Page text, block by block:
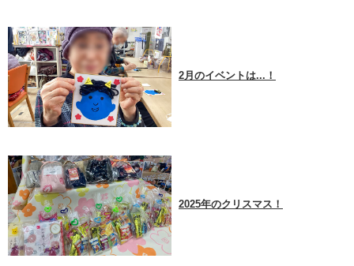
2月のイベントは...！
2025年のクリスマス！